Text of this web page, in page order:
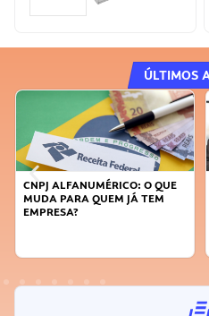
ÚLTIMOS
CNPJ ALFANUMÉRICO: O QUE
MUDA PARA QUEM JÁ TEM
EMPRESA?